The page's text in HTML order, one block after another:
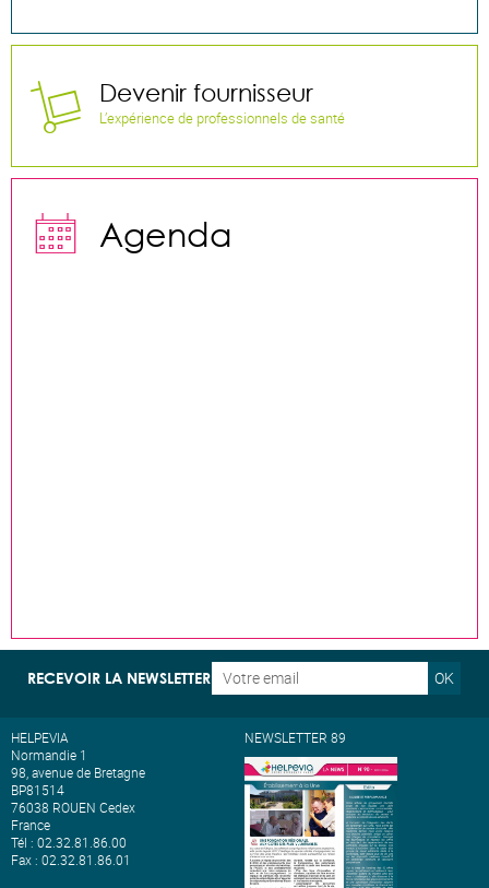
 Devenir fournisseur
L’expérience de professionnels de santé
 Agenda
RECEVOIR LA NEWSLETTER OK
HELPEVIA
Normandie 1
98, avenue de Bretagne
BP81514
76038 ROUEN Cedex
France
Tél : 02.32.81.86.00
Fax : 02.32.81.86.01
NEWSLETTER 89